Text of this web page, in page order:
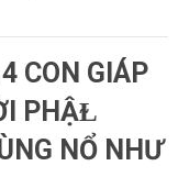
CON GIÁP
PHẬⱢ
NỔ NHƯ